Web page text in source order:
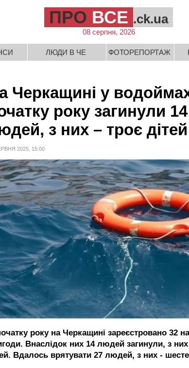
ПРО ВСЕ .ck.ua
08 серпня, 2026
ЛЮДИ В ЧЕ ФОТОРЕПОРТАЖ
Черкащині у
року загинули 14
з них – троє дітей
2025, 15:00
року на Черкащині зареєстровано 32
Внаслідок них 14 людей загинули, з
Вдалось врятувати 27 людей, з них -